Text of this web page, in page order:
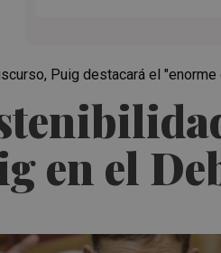
en el
Puig destacará el